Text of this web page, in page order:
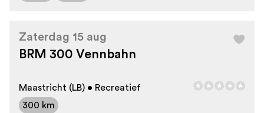
Zaterdag 15 aug
BRM 300 Vennbahn
Maastricht (LB) • Recreatief
300 km